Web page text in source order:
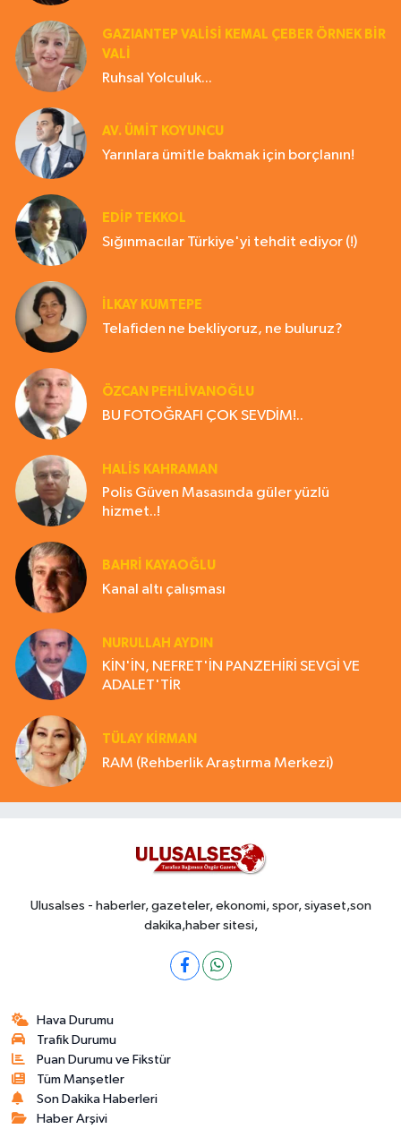
GAZIANTEP VALISI KEMAL ÇEBER ÖRNEK BİR
VALİ
Ruhsal Yolculuk...
AV. ÜMIT KOYUNCU
Yarınlara ümitle bakmak için borçlanın!
EDIP TEKKOL
Sığınmacılar Türkiye'yi tehdit ediyor (!)
İLKAY KUMTEPE
Telafiden ne bekliyoruz, ne buluruz?
ÖZCAN PEHLİVANOĞLU
BU FOTOĞRAFI ÇOK SEVDİM!..
HALIS KAHRAMAN
Polis Güven Masasında güler yüzlü
hizmet..!
BAHRI KAYAOĞLU
Kanal altı çalışması
NURULLAH AYDIN
KİN'İN, NEFRET'İN PANZEHİRİ SEVGİ VE
ADALET'TİR
TÜLAY KİRMAN
RAM (Rehberlik Araştırma Merkezi)
Ulusalses - haberler, gazeteler, ekonomi, spor, siyaset,son
dakika,haber sitesi,
Hava Durumu
Trafik Durumu
Puan Durumu ve Fikstür
Tüm Manşetler
Son Dakika Haberleri
Haber Arşivi